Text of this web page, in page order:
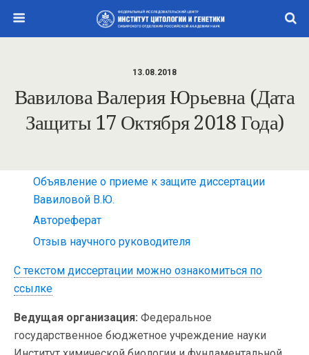
13.08.2018
Вавилова Валерия Юрьевна (дата
Защиты 17 Октября 2018 Года)
Объявление о приеме к защите диссертации
Вавиловой В.Ю.
Автореферат
Отзыв научного руководителя
С текстом диссертации можно ознакомиться по
ссылке
Ведущая организация: Федеральное
государственное бюджетное учреждение науки